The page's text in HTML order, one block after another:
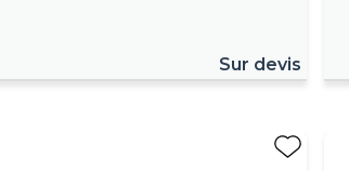
Sur devis